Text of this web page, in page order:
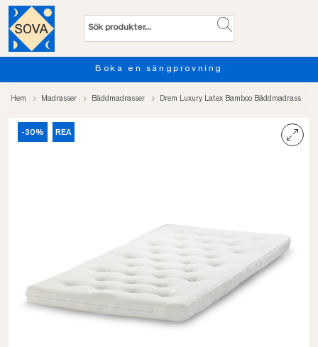
Boka en sängprovning
Hem Madrasser Bäddmadrasser Drem Luxury Latex Bamboo Bäddmadrass
-30% REA